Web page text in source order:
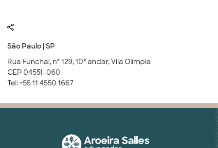
São Paulo | SP
Rua Funchal, nº 129, 10° andar, Vila Olímpia
CEP 04551-060
Tel: +55 11 4550 1667